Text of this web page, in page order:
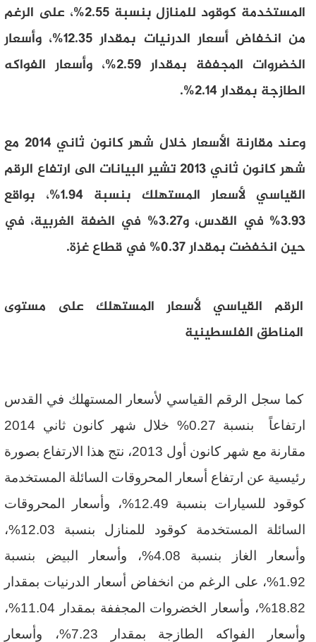
المستخدمة كوقود للمنازل بنسبة 2.55%، على الرغم
من انخفاض أسعار الدرنيات بمقدار 12.35%، وأسعار
الخضروات المجففة بمقدار 2.59%، وأسعار الفواكه
الطازجة بمقدار 2.14%.
وعند مقارنة الأسعار خلال شهر كانون ثاني 2014 مع
شهر كانون ثاني 2013 تشير البيانات الى ارتفاع الرقم
القياسي لأسعار المستهلك بنسبة 1.94%، بواقع
3.93% في القدس، و3.27% في الضفة الغربية، في
حين انخفضت بمقدار 0.37% في قطاع غزة.
الرقم القياسي لأسعار المستهلك على مستوى
المناطق الفلسطينية
كما سجل الرقم القياسي لأسعار المستهلك في القدس
ارتفاعاً بنسبة 0.27
% خلال شهر كانون ثاني 2014
مقارنة مع شهر كانون أول 2013، نتج هذا الارتفاع بصورة
رئيسية عن ارتفاع أسعار المحروقات السائلة المستخدمة
كوقود للسيارات بنسبة 12.49%، وأسعار المحروقات
السائلة المستخدمة كوقود للمنازل بنسبة 12.03%،
وأسعار الغاز بنسبة 4.08%، وأسعار البيض بنسبة
1.92%، على الرغم من انخفاض أسعار الدرنيات بمقدار
18.82%، وأسعار الخضروات المجففة بمقدار 11.04%،
وأسعار الفواكه الطازجة بمقدار 7.23%، وأسعار